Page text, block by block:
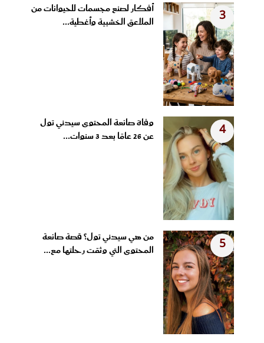
3
أفكار لصنع مجسمات للحيوانات من
الملاعق الخشبية وأغطية...
4
وفاة صانعة المحتوى سيدني تول
عن 26 عامًا بعد 3 سنوات...
5
من هي سيدني تول؟ قصة صانعة
المحتوى التي وثقت رحلتها مع...